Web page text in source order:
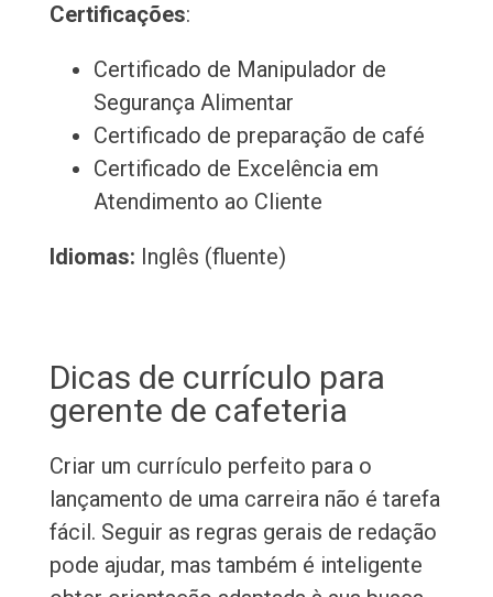
Certificações:
Certificado de Manipulador de
Segurança Alimentar
Certificado de preparação de café
Certificado de Excelência em
Atendimento ao Cliente
Idiomas: Inglês (fluente)
Dicas de currículo para
gerente de cafeteria
Criar um currículo perfeito para o
lançamento de uma carreira não é tarefa
fácil. Seguir as regras gerais de redação
pode ajudar, mas também é inteligente